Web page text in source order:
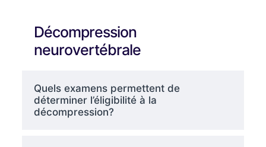
Décompression
neurovertébrale
Quels examens permettent de
déterminer l’éligibilité à la
décompression?